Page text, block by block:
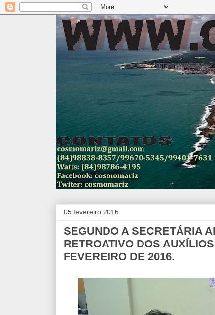
05 fevereiro 2016
SEGUNDO A SECRETÁRIA
RETROATIVO DOS
FEVEREIRO DE 2016.